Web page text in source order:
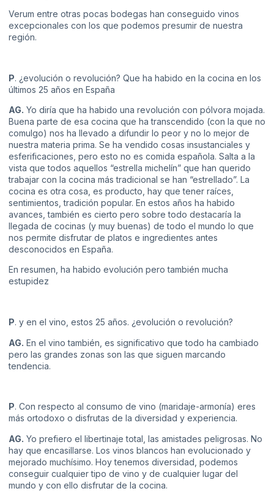
Verum entre otras pocas bodegas han conseguido vinos
excepcionales con los que podemos presumir de nuestra
región.
P. ¿evolución o revolución? Que ha habido en la cocina en los
últimos 25 años en España
AG. Yo diría que ha habido una revolución con pólvora mojada.
Buena parte de esa cocina que ha transcendido (con la que no
comulgo) nos ha llevado a difundir lo peor y no lo mejor de
nuestra materia prima. Se ha vendido cosas insustanciales y
esferificaciones, pero esto no es comida española. Salta a la
vista que todos aquellos “estrella michelín” que han querido
trabajar con la cocina más tradicional se han “estrellado”. La
cocina es otra cosa, es producto, hay que tener raíces,
sentimientos, tradición popular. En estos años ha habido
avances, también es cierto pero sobre todo destacaría la
llegada de cocinas (y muy buenas) de todo el mundo lo que
nos permite disfrutar de platos e ingredientes antes
desconocidos en España.
En resumen, ha habido evolución pero también mucha
estupidez
P. y en el vino, estos 25 años. ¿evolución o revolución?
AG. En el vino también, es significativo que todo ha cambiado
pero las grandes zonas son las que siguen marcando
tendencia.
P. Con respecto al consumo de vino (maridaje-armonía) eres
más ortodoxo o disfrutas de la diversidad y experiencia.
AG. Yo prefiero el libertinaje total, las amistades peligrosas. No
hay que encasillarse. Los vinos blancos han evolucionado y
mejorado muchísimo. Hoy tenemos diversidad, podemos
conseguir cualquier tipo de vino y de cualquier lugar del
mundo y con ello disfrutar de la cocina.